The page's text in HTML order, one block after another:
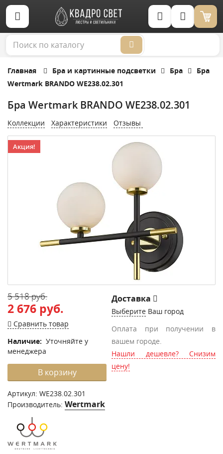
Корзина (0)
Главная Бра и картинные подсветки Бра
Бра
Wertmark BRANDO WE238.02.301
Бра Wertmark BRANDO WE238.02.301
Коллекции Характеристики Отзывы
Акция!
5 518 руб.
2 676 руб.
Сравнить товар
Наличие: Уточняйте у
менеджера
В корзину
Артикул: WE238.02.301
Производитель: Wertmark
Доставка
Выберите Ваш город
Оплата при получении в
вашем городе.
Нашли дешевле? Снизим
цену!